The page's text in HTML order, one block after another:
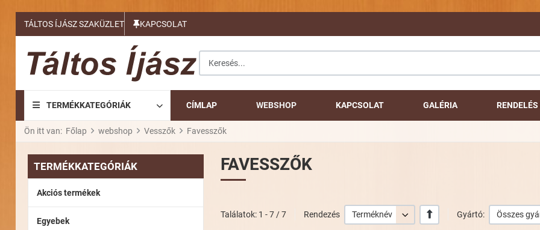
TÁLTOS ÍJÁSZ SZAKÜZLET KAPCSOLAT
TERMÉKKATEGÓRIÁK CÍMLAP WEBSHOP KAPCSOLAT GALÉRIA
Ön itt van: Főlap webshop Vesszők Favesszők
TERMÉKKATEGÓRIÁK
Akciós termékek
Egyebek
FAVESSZŐK
Találatok: 1 - 7 / 7 Rendezés Terméknév +/- Gyártó: Összes